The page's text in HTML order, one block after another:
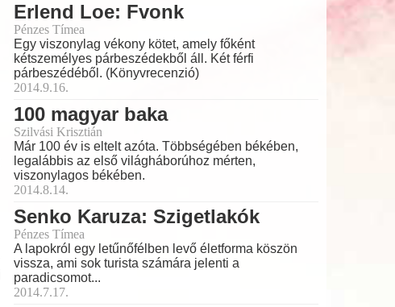
Erlend Loe: Fvonk
Pénzes Tímea
Egy viszonylag vékony kötet, amely főként
kétszemélyes párbeszédekből áll. Két férfi
párbeszédéből. (Könyvrecenzió)
2014.9.16.
100 magyar baka
Szilvási Krisztián
Már 100 év is eltelt azóta. Többségében békében,
legalábbis az első világháborúhoz mérten,
viszonylagos békében.
2014.8.14.
Senko Karuza: Szigetlakók
Pénzes Tímea
A lapokról egy letűnőfélben levő életforma köszön
vissza, ami sok turista számára jelenti a
paradicsomot...
2014.7.17.